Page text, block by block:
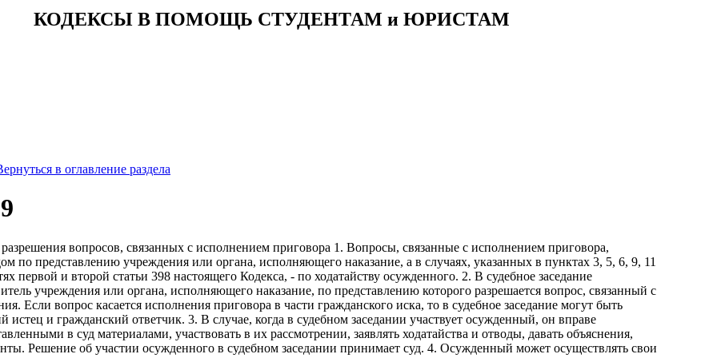
КОДЕКСЫ В ПОМОЩЬ СТУДЕНТАМ и ЮРИСТАМ
в оглавление раздела
вопросов, связанных с исполнением приговора 1. Вопросы, связанные с исполнением приговора,
по представлению учреждения или органа, исполняющего наказание, а в случаях, указанных в пунктах 3, 5, 6, 9, 11
первой и второй статьи 398 настоящего Кодекса, - по ходатайству осужденного. 2. В судебное заседание
учреждения или органа, исполняющего наказание, по представлению которого разрешается вопрос, связанный с
Если вопрос касается исполнения приговора в части гражданского иска, то в судебное заседание могут быть
истец и гражданский ответчик. 3. В случае, когда в судебном заседании участвует осужденный, он вправе
в суд материалами, участвовать в их рассмотрении, заявлять ходатайства и отводы, давать объяснения,
Решение об участии осужденного в судебном заседании принимает суд. 4. Осужденный может осуществлять свои